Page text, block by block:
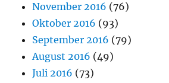
November 2016 (76)
Oktober 2016 (93)
September 2016 (79)
August 2016 (49)
Juli 2016 (73)